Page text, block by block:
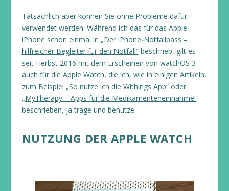
Tatsächlich aber können Sie ohne Probleme dafür
verwendet werden. Während ich das für das Apple
iPhone schon einmal in „Der iPhone-Notfallpass –
hilfreicher Begleiter für den Notfall“beschrieb, gilt es
seit Herbst 2016 mit dem Erscheinen von watchOS 3
auch für die Apple Watch, die ich, wie in einigen Artikeln,
zum Beispiel „So nutze ich die Withings App“oder
„MyTherapy – Apps für die Medikamenteneinnahme“
beschrieben, ja trage und benutze.
NUTZUNG DER APPLE WATCH